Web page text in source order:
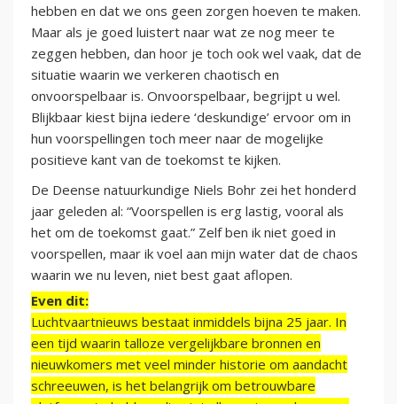
hebben en dat we ons geen zorgen hoeven te maken.
Maar als je goed luistert naar wat ze nog meer te
zeggen hebben, dan hoor je toch ook wel vaak, dat de
situatie waarin we verkeren chaotisch en
onvoorspelbaar is. Onvoorspelbaar, begrijpt u wel.
Blijkbaar kiest bijna iedere ‘deskundige’ ervoor om in
hun voorspellingen toch meer naar de mogelijke
positieve kant van de toekomst te kijken.
De Deense natuurkundige Niels Bohr zei het honderd
jaar geleden al: “Voorspellen is erg lastig, vooral als
het om de toekomst gaat.” Zelf ben ik niet goed in
voorspellen, maar ik voel aan mijn water dat de chaos
waarin we nu leven, niet best gaat aflopen.
Even dit:
Luchtvaartnieuws bestaat inmiddels bijna 25 jaar. In
een tijd waarin talloze vergelijkbare bronnen en
nieuwkomers met veel minder historie om aandacht
schreeuwen, is het belangrijk om betrouwbare